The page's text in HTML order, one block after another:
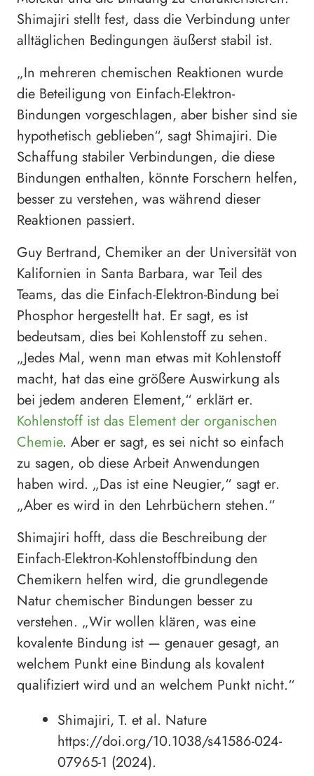
Shimajiri stellt fest, dass die Verbindung unter
alltäglichen Bedingungen äußerst stabil ist.
„In mehreren chemischen Reaktionen wurde
die Beteiligung von Einfach-Elektron-
Bindungen vorgeschlagen, aber bisher sind sie
hypothetisch geblieben“, sagt Shimajiri. Die
Schaffung stabiler Verbindungen, die diese
Bindungen enthalten, könnte Forschern helfen,
besser zu verstehen, was während dieser
Reaktionen passiert.
Guy Bertrand, Chemiker an der Universität von
Kalifornien in Santa Barbara, war Teil des
Teams, das die Einfach-Elektron-Bindung bei
Phosphor hergestellt hat. Er sagt, es ist
bedeutsam, dies bei Kohlenstoff zu sehen.
„Jedes Mal, wenn man etwas mit Kohlenstoff
macht, hat das eine größere Auswirkung als
bei jedem anderen Element,“ erklärt er.
Kohlenstoff ist das Element der organischen
Chemie. Aber er sagt, es sei nicht so einfach
zu sagen, ob diese Arbeit Anwendungen
haben wird. „Das ist eine Neugier,“ sagt er.
„Aber es wird in den Lehrbüchern stehen.“
Shimajiri hofft, dass die Beschreibung der
Einfach-Elektron-Kohlenstoffbindung den
Chemikern helfen wird, die grundlegende
Natur chemischer Bindungen besser zu
verstehen. „Wir wollen klären, was eine
kovalente Bindung ist — genauer gesagt, an
welchem Punkt eine Bindung als kovalent
qualifiziert wird und an welchem Punkt nicht.“
Shimajiri, T. et al. Nature
https://doi.org/10.1038/s41586-024-
07965-1 (2024).